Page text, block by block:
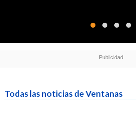
Todas las noticias de Ventanas